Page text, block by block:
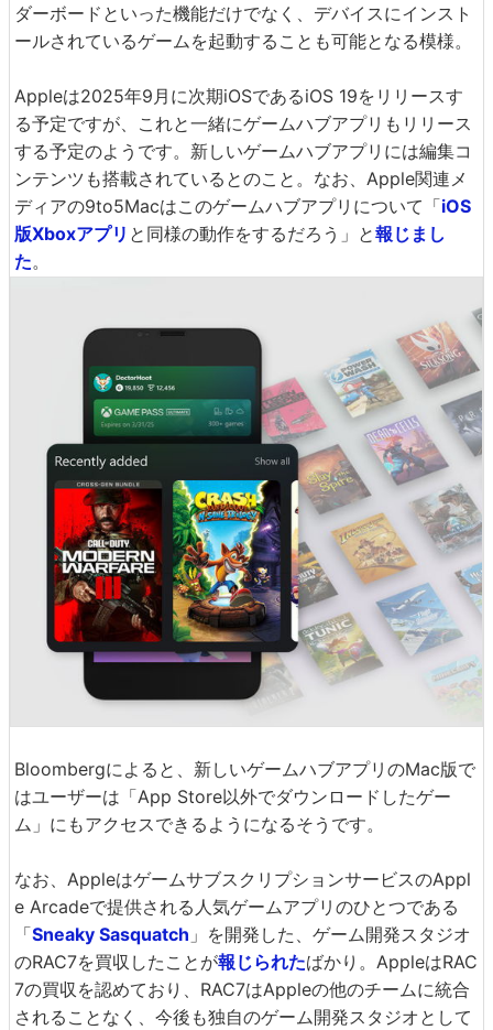
ダーボードといった機能だけでなく、デバイスにインスト
ールされているゲームを起動することも可能となる模様。
Appleは2025年9月に次期iOSであるiOS 19をリリースす
る予定ですが、これと一緒にゲームハブアプリもリリース
する予定のようです。新しいゲームハブアプリには編集コ
ンテンツも搭載されているとのこと。なお、Apple関連メ
ディアの9to5Macはこのゲームハブアプリについて「iOS
版Xboxアプリ と同様の動作をするだろう」と報じまし
た。
Bloombergによると、新しいゲームハブアプリのMac版で
はユーザーは「App Store以外でダウンロードしたゲー
ム」にもアクセスできるようになるそうです。
なお、AppleはゲームサブスクリプションサービスのAppl
e Arcadeで提供される人気ゲームアプリのひとつである
「Sneaky Sasquatch 」を開発した、ゲーム開発スタジオ
のRAC7を買収したことが報じられたばかり。AppleはRAC
7の買収を認めており、RAC7はAppleの他のチームに統合
されることなく、今後も独自のゲーム開発スタジオとして